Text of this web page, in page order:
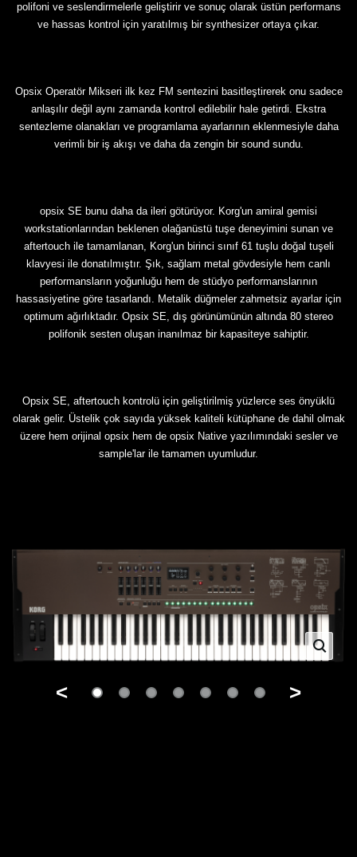
polifoni ve seslendirmelerle geliştirir ve sonuç olarak üstün performans
ve hassas kontrol için yaratılmış bir synthesizer ortaya çıkar.
Opsix Operatör Mikseri ilk kez FM sentezini basitleştirerek onu sadece
anlaşılır değil aynı zamanda kontrol edilebilir hale getirdi. Ekstra
sentezleme olanakları ve programlama ayarlarının eklenmesiyle daha
verimli bir iş akışı ve daha da zengin bir sound sundu.
opsix SE bunu daha da ileri götürüyor. Korg'un amiral gemisi
workstationlarından beklenen olağanüstü tuşe deneyimini sunan ve
aftertouch ile tamamlanan, Korg'un birinci sınıf 61 tuşlu doğal tuşeli
klavyesi ile donatılmıştır. Şık, sağlam metal gövdesiyle hem canlı
performansların yoğunluğu hem de stüdyo performanslarının
hassasiyetine göre tasarlandı. Metalik düğmeler zahmetsiz ayarlar için
optimum ağırlıktadır. Opsix SE, dış görünümünün altında 80 stereo
polifonik sesten oluşan inanılmaz bir kapasiteye sahiptir.
Opsix SE, aftertouch kontrolü için geliştirilmiş yüzlerce ses önyüklü
olarak gelir. Üstelik çok sayıda yüksek kaliteli kütüphane de dahil olmak
üzere hem orijinal opsix hem de opsix Native yazılımındaki sesler ve
sample'lar ile tamamen uyumludur.
< >